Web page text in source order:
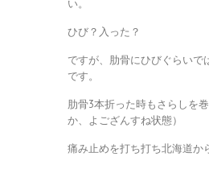
い。
ひび？入った？
ですが、肋骨にひびぐらいで
です。
肋骨3本折った時もさらしを
か、よござんすね状態）
痛み止めを打ち打ち北海道か